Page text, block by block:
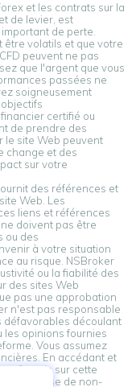
et les contrats sur la
de levier, est
de perte.
être volatils et que votre
peuvent ne pas
que l'argent que vous
passées ne
soigneusement
certifié ou
de prendre des
le site Web peuvent
change et des
sur votre
des références et
Web. Les
liens et références
doivent pas être
ou des
à votre situation
au risque. NSBroker
ou la fiabilité des
des sites Web
pas une approbation
n'est pas responsable
défavorables découlant
les opinions fournies
Vous assumez
En accédant et
fournis sur cette
clause de non-